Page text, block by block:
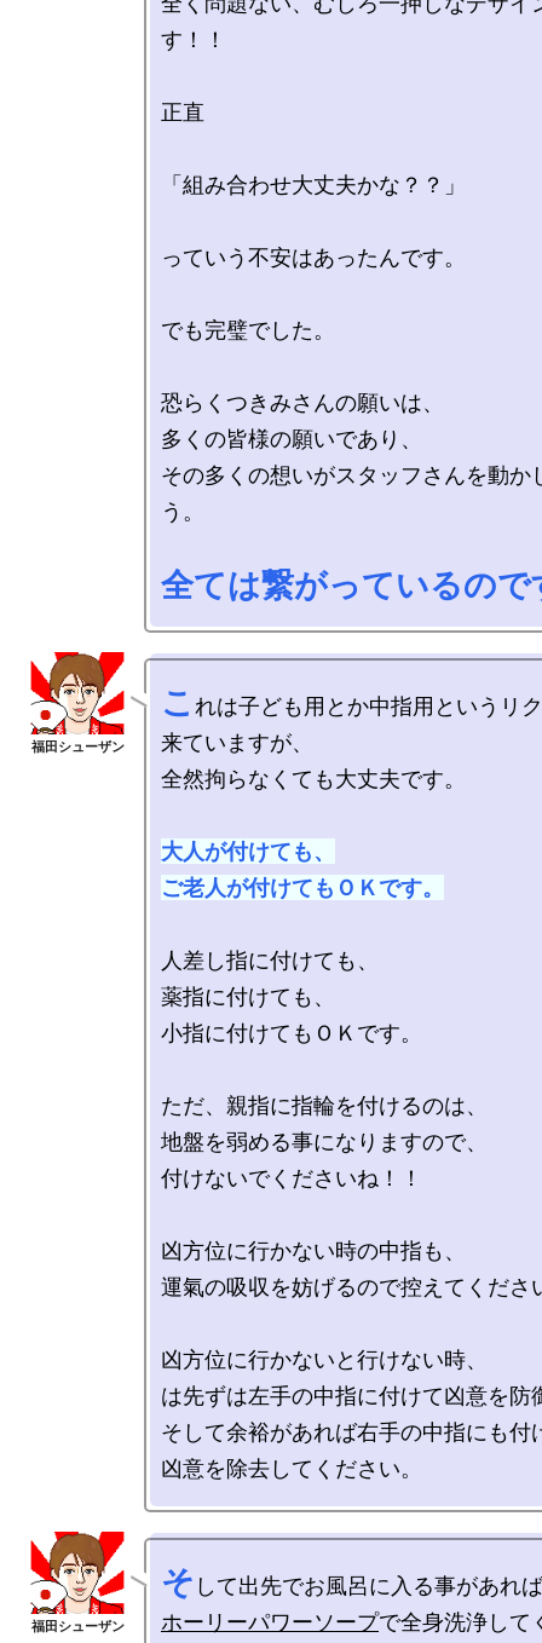
す！！
正直
「組み合わせ大丈夫かな？？」
っていう不安はあったんです。
でも完璧でした。
恐らくつきみさんの願いは、
多くの皆様の願いであり、
その多くの想いがスタッフさんを動か
う。
全ては繋がっているので
こ れは子ども用とか中指用というリ
来ていますが、
全然拘らなくても大丈夫です。
大人が付けても、
ご老人が付けてもＯＫです。
人差し指に付けても、
薬指に付けても、
小指に付けてもＯＫです。
ただ、親指に指輪を付けるのは、
地盤を弱める事になりますので、
付けないでくださいね！！
凶方位に行かない時の中指も、
運氣の吸収を妨げるので控えてくださ
凶方位に行かないと行けない時、
は先ずは左手の中指に付けて凶意を防
そして余裕があれば右手の中指にも付
そ
ホーリーパワーソープで全身洗浄して